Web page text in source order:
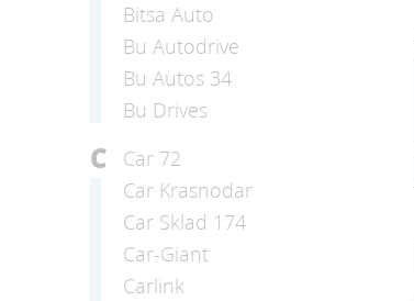
Bitsa Auto
Bu Autodrive
Bu Autos 34
Bu Drives
C
Car 72
Car Krasnodar
Car Sklad 174
Car-Giant
Carlink